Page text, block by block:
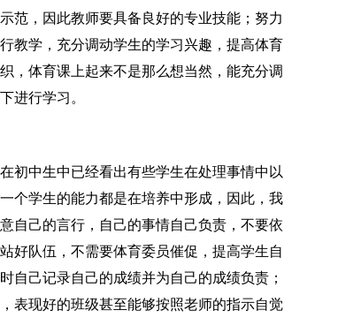
范，因此教师要具备良好的专业技能；努力
教学，充分调动学生的学习兴趣，提高体育
，体育课上起来不是那么想当然，能充分调
进行学习。
初中生中已经看出有些学生在处理事情中以
个学生的能力都是在培养中形成，因此，我
自己的言行，自己的事情自己负责，不要依
好队伍，不需要体育委员催促，提高学生自
自己记录自己的成绩并为自己的成绩负责；
表现好的班级甚至能够按照老师的指示自觉